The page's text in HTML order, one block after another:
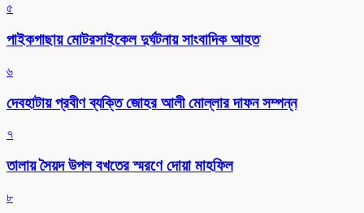
৫
পাইকগাছায় মোটরসাইকেল দুর্ঘটনায় সাংবাদিক আহত
৬
দেবহাটায় প্রবীণ ব্যক্তি জোহর আলী মোল্লার দাফন সম্পন্ন
৭
তালায় সৈয়দ উপল বখতের স্মরণে দোয়া মাহফিল
৮